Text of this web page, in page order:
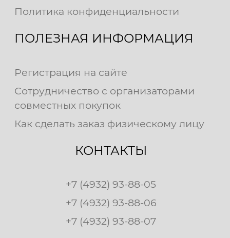
Политика конфиденциальности
ПОЛЕЗНАЯ ИНФОРМАЦИЯ
Регистрация на сайте
Сотрудничество с организаторами
совместных покупок
Как сделать заказ физическому лицу
КОНТАКТЫ
+7 (4932) 93-88-05
+7 (4932) 93-88-06
+7 (4932) 93-88-07